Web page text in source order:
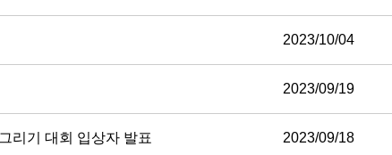
2023/10/04
2023/09/19
리기 대회 입상자 발표 2023/09/18